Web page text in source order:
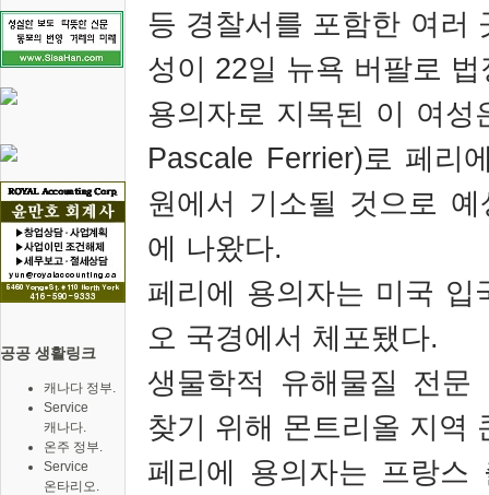
공공 생활링크
캐나다 정부.
Service
캐나다.
온주 정부.
Service
온타리오.
등 경찰서를 포함한 여러
성이 22일 뉴욕 버팔로
용의자로 지목된 이 여
Pascale Ferrier)로 페리
원에서 기소될 것으로
에 나왔다.
페리에 용의자는 미국 입
오 국경에서 체포됐다.
생물학적 유해물질 전
찾기 위해 몬트리올 지역
페리에 용의자는 프랑스